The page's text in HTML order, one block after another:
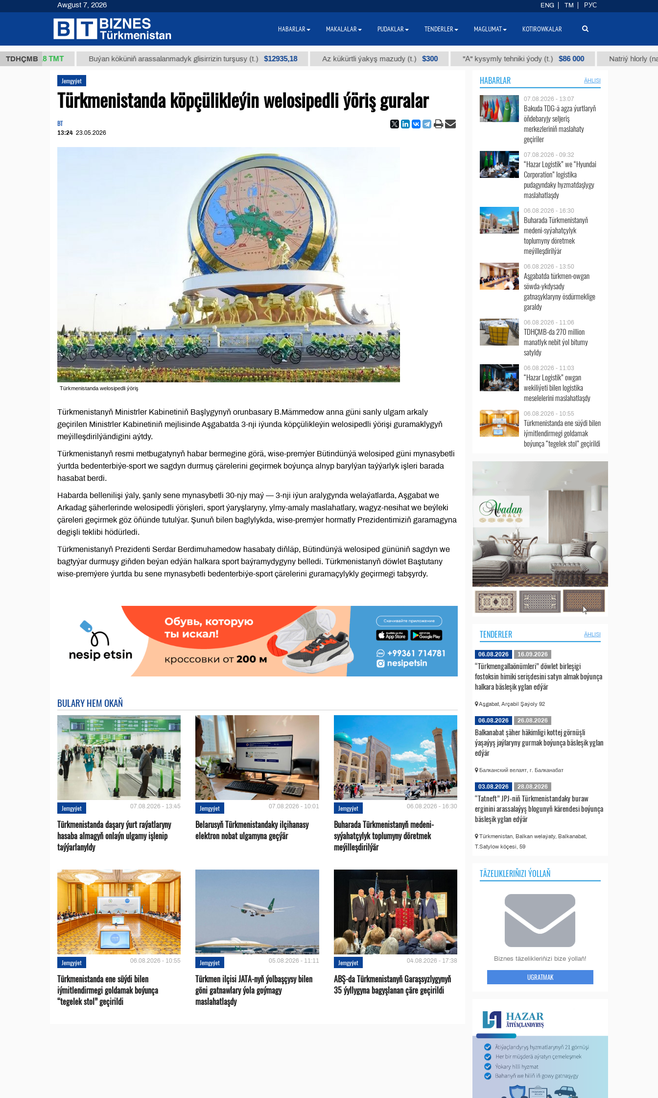
TDHÇMB
37,8 ТМТ Buýan köküniň arassalanmadyk glisirrizin turşusy (t.) $12935,18 Az kükürtli ýakyş mazudy (t.) $300 "А" kysymly tehniki ýody (t.) $86 000 Natriý hlorly (nahar
Jemgyýet
Türkmenistanda köpçülikleýin welosipedli ýöriş guralar
BT
13:24 23.05.2026
Türkmenistanda welosipedli ýöriş
Türkmenistanyň Ministrler Kabinetiniň Başlygynyň orunbasary B.Mämmedow anna güni sanly ulgam arkaly
geçirilen Ministrler Kabinetiniň mejlisinde Aşgabatda 3-nji iýunda köpçülikleýin welosipedli ýörişi guramaklygyň
meýilleşdirilýändigini aýtdy.
Türkmenistanyň resmi metbugatynyň habar bermegine görä, wise-premýer Bütindünýä welosiped güni mynasybetli
ýurtda bedenterbiýe-sport we sagdyn durmuş çärelerini geçirmek boýunça alnyp barylýan taýýarlyk işleri barada
hasabat berdi.
Habarda bellenilişi ýaly, şanly sene mynasybetli 30-njy maý — 3-nji iýun aralygynda welaýatlarda, Aşgabat we
Arkadag şäherlerinde welosipedli ýörişleri, sport ýaryşlaryny, ylmy-amaly maslahatlary, wagyz-nesihat we beýleki
çäreleri geçirmek göz öňünde tutulýar. Şunuň bilen baglylykda, wise-premýer hormatly Prezidentimiziň garamagyna
degişli teklibi hödürledi.
Türkmenistanyň Prezidenti Serdar Berdimuhamedow hasabaty diňläp, Bütindünýä welosiped gününiň sagdyn we
bagtyýar durmuşy giňden beýan edýän halkara sport baýramydygyny belledi. Türkmenistanyň döwlet Baştutany
wise-premýere ýurtda bu sene mynasybetli bedenterbiýe-sport çärelerini guramaçylykly geçirmegi tabşyrdy.
BULARY HEM OKAŇ
Jemgyýet 07.08.2026 - 13:45
Türkmenistanda daşary ýurt raýatlaryny
hasaba almagyň onlaýn ulgamy işlenip
taýýarlanyldy
Jemgyýet 07.08.2026 - 10:01
Belarusyň Türkmenistandaky ilçihanasy
elektron nobat ulgamyna geçýär
Jemgyýet 06.08.2026 - 16:30
Buharada Türkmenistanyň medeni-
syýahatçylyk toplumyny döretmek
meýilleşdirilýär
Jemgyýet 06.08.2026 - 10:55
Türkmenistanda ene süýdi bilen
iýmitlendirmegi goldamak boýunça
“tegelek stol” geçirildi
Jemgyýet 05.08.2026 - 11:11
Türkmen ilçisi JATA-nyň ýolbaşçysy bilen
göni gatnawlary ýola goýmagy
maslahatlaşdy
Jemgyýet 04.08.2026 - 17:38
ABŞ-da Türkmenistanyň Garaşsyzlygynyň
35 ýyllygyna bagyşlanan çäre geçirildi
HABARLAR ÄHLISI
07.08.2026 - 13:07
Bakuda TDG-ä agza ýurtlaryň
öňdebaryjy seljeriş
merkezleriniň maslahaty
geçiriler
07.08.2026 - 09:32
“Hazar Logistik” we “Hyundai
Corporation” logistika
pudagyndaky hyzmatdaşlygy
maslahatlaşdy
06.08.2026 - 16:30
Buharada Türkmenistanyň
medeni-syýahatçylyk
toplumyny döretmek
meýilleşdirilýär
06.08.2026 - 13:50
Aşgabatda türkmen-owgan
söwda-ykdysady
gatnaşyklaryny ösdürmeklige
garaldy
06.08.2026 - 11:06
TDHÇMB-da 270 million
manatlyk nebit ýol bitumy
satyldy
06.08.2026 - 11:03
“Hazar Logistik” owgan
wekiliýeti bilen logistika
meselelerini maslahatlaşdy
06.08.2026 - 10:55
Türkmenistanda ene süýdi bilen
iýmitlendirmegi goldamak
boýunça “tegelek stol” geçirildi
TENDERLER ÄHLISI
06.08.2026 16.09.2026
“Türkmengallaönümleri” döwlet birleşigi
fostoksin himiki serişdesini satyn almak boýunça
halkara bäsleşik yglan edýär
Aşgabat, Arçabil Şaýoly 92
06.08.2026 26.08.2026
Balkanabat şäher häkimligi kottej görnüşli
ýaşaýyş jaýlaryny gurmak boýunça bäsleşik yglan
edýär
Балканский велаят, г. Балканабат
03.08.2026 28.08.2026
“Tatneft” JPJ-niň Türkmenistandaky buraw
erginini arassalaýyş blogunyň kärendesi boýunça
bäsleşik yglan edýär
Türkmenistan, Balkan welaýaty, Balkanabat,
T.Satylow köçesi, 59
TÄZELIKLERIŇIZI ÝOLLAŇ
Biznes täzelikleriňizi bize ýollaň!
UGRATMAK
Awgust 7, 2026 ENG TM РУС
HABARLAR MAKALALAR PUDAKLAR TENDERLER MAGLUMAT KOTIROWKALAR